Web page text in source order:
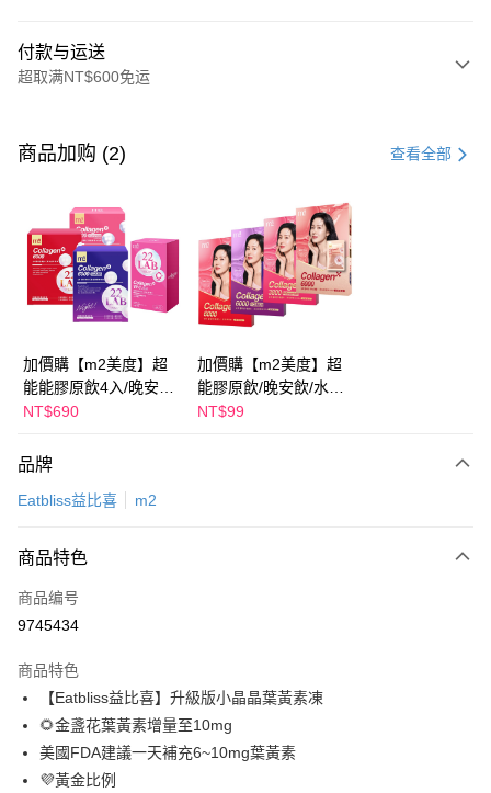
付款与运送
超取满NT$600免运
信用卡一次付款
LINE Pay
Apple Pay
街口支付
悠遊付
Google Pay
AFTEE先享后付
相关说明
1. 於付款方式選擇AFTEE先享後付，將跳出AFTEE先享後付手機驗證視
窗。
3. 訂單確認後不需事先繳費，商品會配送至您的指定地址。
4. 下訂完成後，您的手機會收到一封繳費通知簡訊，APP會員則會收到
5. 收到商品當下無需繳費，確認無誤後，請再利用繳費通知簡訊或AFTEE
請留意繳費期限為 14 天。唯有下載 AFTEE App 成為 AFTEE 會員者方能享
有最長 45 天內付款之服務。
繳費期限，為商家向您請款的時間，再加上使用AFTEE可延長的天數所計算
运送方式
全家付款取貨
每笔NT$100，满NT$600(含以上)免运费
付款後全家取貨
每笔NT$100，满NT$600(含以上)免运费
萊爾富取貨付款
商品加购 (2) 查看全部
加價購【m2美度】超
能能膠原飲4入/晚安飲
4入/水光飲4入/新生飲
盒)
NT$690
加價購【m2美度】超
能膠原飲/晚安飲/水光
飲/新生飲-孫藝珍推薦
NT$99
品牌
Eatbliss益比喜 m2
商品特色
商品编号
9745434
商品特色
【Eatbliss益比喜】升級版小晶晶葉黃素凍
🌻金盞花葉黃素增量至10mg
美國FDA建議一天補充6~10mg葉黃素
💜黃金比例